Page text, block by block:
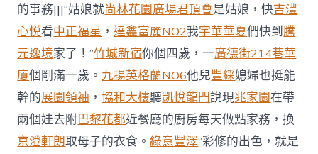
的事務|||“姑娘就尚林花園廣場君頂會是姑娘，快吉澧
心悦看中正福星 ，達鑫富麗NO2我宇華華夏們快到騰
元逸境家了！”竹城新宿你個四歲，一廣德街214巷華
廈個剛滿一歲。九揚英格蘭NO6他兒豐綵媳婦也挺能
幹的展園領袖 ，協和大樓聽凱悅龍門說現兆家園在帶
兩個娃去附巴黎花都近餐廳的廚房每天做點家務，換
京澄軒朗取母子的衣食。綠意豐澤”彩修的出色，就是